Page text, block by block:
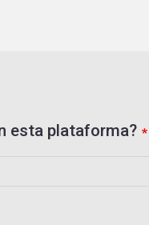
esta plataforma?